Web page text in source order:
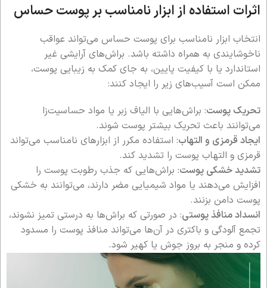
اثرات استفاده از ابزار نامناسب بر پوست حساس
انتخاب ابزار نامناسب برای پوست حساس می‌تواند عواقب
ناخوشایندی به همراه داشته باشد. براش‌های آرایشی غیر
استاندارد یا با کیفیت پایین، به جای کمک به زیبایی پوست،
ممکن است آسیب‌های زیر را ایجاد کنند:
تحریک پوست: براش‌هایی با الیاف زبر یا مواد حساسیت‌زا
می‌توانند باعث تحریک بیشتر پوست شوند.
ایجاد قرمزی و التهاب: استفاده مکرر از ابزارهای نامناسب می‌تواند
قرمزی و التهاب پوست را تشدید کند.
تشدید خشکی پوست: براش‌هایی که جذب رطوبت پوست را
افزایش می‌دهند یا مواد شیمیایی مضر دارند، می‌توانند به خشکی
پوست دامن بزنند.
انسداد منافذ پوستی: در صورتی که براش‌ها به درستی تمیز نشوند،
تجمع آلودگی و باکتری در آن‌ها می‌تواند منافذ پوست را مسدود
کرده و منجر به بروز جوش یا کهیر شود.